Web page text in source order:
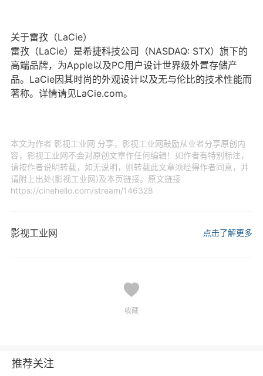
关于雷孜（LaCie）
雷孜（LaCie）是希捷科技公司（NASDAQ: STX）旗下的
高端品牌，为Apple以及PC用户设计世界级外置存储产
品。LaCie因其时尚的外观设计以及无与伦比的技术性能而
著称。详情请见LaCie.com。
本文为作者 影视工业网 分享，影视工业网鼓励从业者分享原创内
容，影视工业网不会对原创文章作任何编辑！如作者有特别标注，
请按作者说明转载，如无说明，则转载此文章须经得作者同意，并
请附上出处(影视工业网)及本页链接。原文链接
https://cinehello.com/stream/146328
影视工业网 点击了解更多
收藏
推荐关注